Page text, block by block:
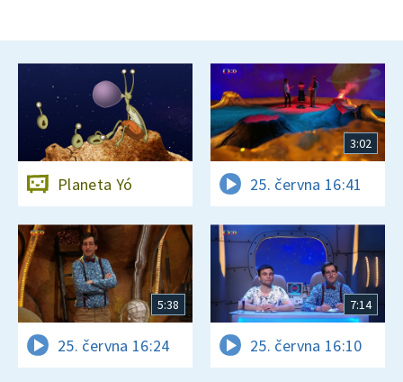
Planeta Yó
3:02
25. června 16:41
5:38
25. června 16:24
7:14
25. června 16:10